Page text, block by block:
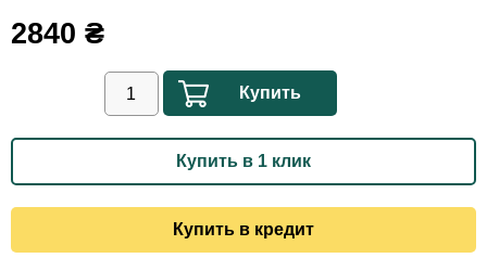
2840 ₴
Купить
Купить в 1 клик
Купить в кредит